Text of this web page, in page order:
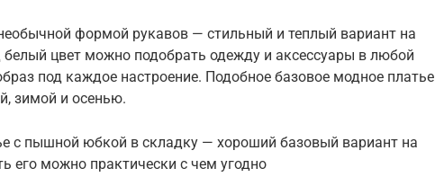
формой рукавов — стильный и теплый вариант на
белый цвет можно подобрать одежду и аксессуары в любой
под каждое настроение. Подобное базовое модное платье
зимой и осенью.
с пышной юбкой в складку — хороший базовый вариант на
его можно практически с чем угодно